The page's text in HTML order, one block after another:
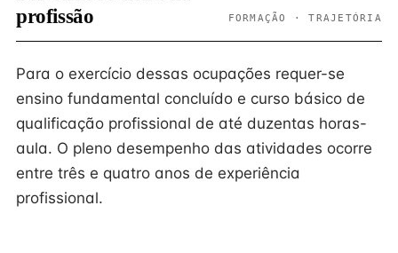
profissão
FORMAÇÃO · TRAJETÓRIA
Para o exercício dessas ocupações requer-se
ensino fundamental concluído e curso básico de
qualificação profissional de até duzentas horas-
aula. O pleno desempenho das atividades ocorre
entre três e quatro anos de experiência
profissional.